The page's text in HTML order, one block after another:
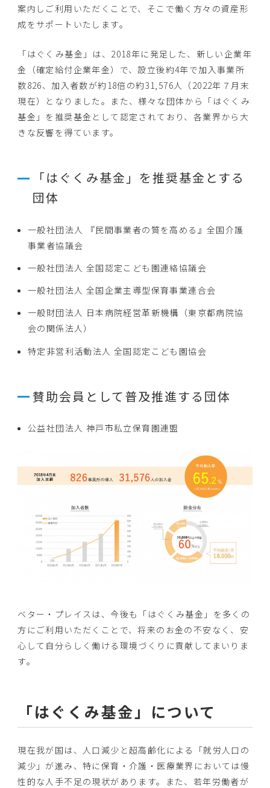
案内しご利用いただくことで、そこで働く方々の資産形
成をサポートいたします。
「はぐくみ基金」は、2018年に発足した、新しい企業年
金（確定給付企業年金）で、設立後約4年で加入事業所
数826、加入者数が約18倍の約31,576人（2022年７月末
現在）となりました。また、様々な団体から「はぐくみ
基金」を推奨基金として認定されており、各業界から大
きな反響を得ています。
「はぐくみ基金」を推奨基金とする
団体
一般社団法人 『民間事業者の質を高める』全国介護
事業者協議会
一般社団法人 全国認定こども園連絡協議会
一般社団法人 全国企業主導型保育事業連合会
一般財団法人 日本病院経営革新機構（東京都病院協
会の関係法人）
特定非営利活動法人 全国認定こども園協会
賛助会員として普及推進する団体
公益社団法人 神戸市私立保育園連盟
ベター・プレイスは、今後も「はぐくみ基金」を多くの
方にご利用いただくことで、将来のお金の不安なく、安
心して自分らしく働ける環境づくりに貢献してまいりま
す。
「はぐくみ基金」について
現在我が国は、人口減少と超高齢化による「就労人口の
減少」が進み、特に保育・介護・医療業界においては慢
性的な人手不足の現状があります。また、若年労働者が